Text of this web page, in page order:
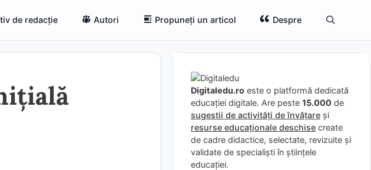
de redacție Autori Propuneți un articol Despre
Digitaledu.ro este o platformă dedicată
educației digitale. Are peste 15.000 de
sugestii de activități de învățare și
resurse educaționale deschise create
de cadre didactice, selectate, revizuite și
validate de specialiști în științele
educației.